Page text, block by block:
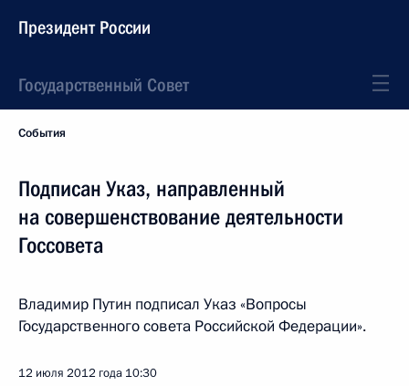
Президент России
Государственный Совет
События
Подписан Указ, направленный
на совершенствование деятельности
Госсовета
Владимир Путин подписал Указ «Вопросы
Государственного совета Российской Федерации».
12 июля 2012 года 10:30